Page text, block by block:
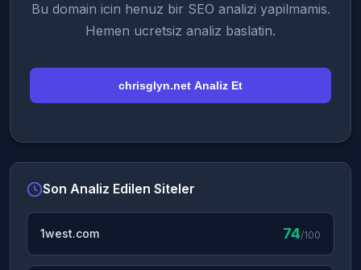
Bu domain icin henuz bir SEO analizi yapilmamis.
Hemen ucretsiz analiz baslatin.
chrisglyn.net Analiz Et
Son Analiz Edilen Siteler
1west.com 74/100